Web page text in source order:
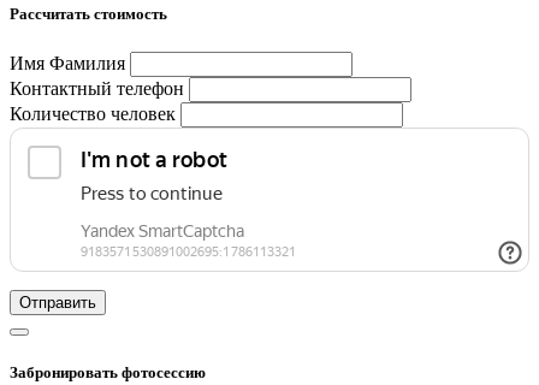
Рассчитать стоимость
Имя Фамилия
Контактный телефон
Количество человек
Отправить
Забронировать фотосессию